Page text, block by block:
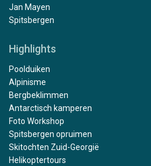
Jan Mayen
Spitsbergen
Highlights
Poolduiken
Alpinisme
Bergbeklimmen
Antarctisch kamperen
Foto Workshop
Spitsbergen opruimen
Skitochten Zuid-Georgië
Helikoptertours